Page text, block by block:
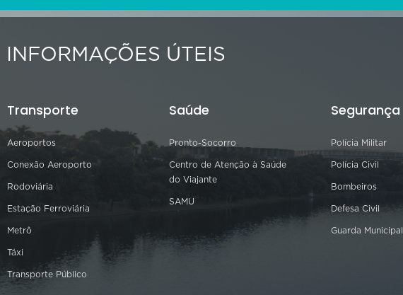
INFORMAÇÕES ÚTEIS
Transporte
Aeroportos
Conexão Aeroporto
Rodoviária
Estação Ferroviária
Metrô
Táxi
Transporte Público
Saúde
Pronto-Socorro
Centro de Atenção à Saúde
do Viajante
SAMU
Segurança
Polícia Militar
Polícia Civil
Bombeiros
Defesa Civil
Guarda Municipal